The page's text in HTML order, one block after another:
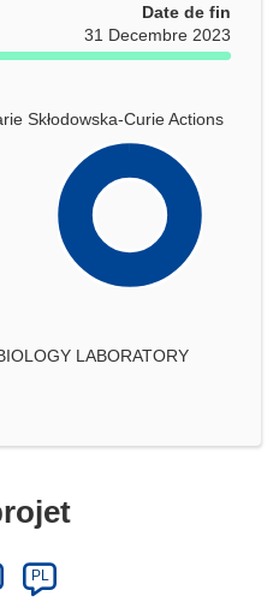
Date de fin
31 Decembre 2023
Skłodowska-Curie Actions
LABORATORY
PL